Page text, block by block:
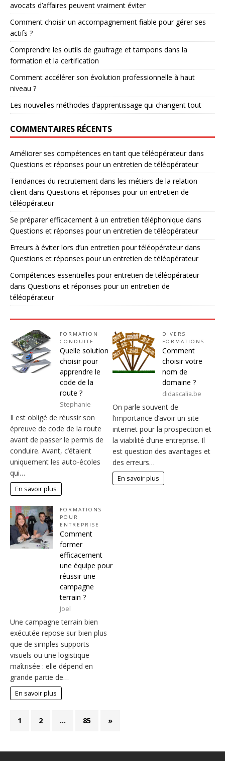
avocats d’affaires peuvent vraiment éviter
Comment choisir un accompagnement fiable pour gérer ses
actifs ?
Comprendre les outils de gaufrage et tampons dans la
formation et la certification
Comment accélérer son évolution professionnelle à haut
niveau ?
Les nouvelles méthodes d’apprentissage qui changent tout
COMMENTAIRES RÉCENTS
Améliorer ses compétences en tant que téléopérateurdans
Questions et réponses pour un entretien de téléopérateur
Tendances du recrutement dans les métiers de la relation
client dans Questions et réponses pour un entretien de
téléopérateur
Se préparer efficacement à un entretien téléphonique dans
Questions et réponses pour un entretien de téléopérateur
Erreurs à éviter lors d’un entretien pour téléopérateurdans
Questions et réponses pour un entretien de téléopérateur
Compétences essentielles pour entretien de téléopérateur
dans Questions et réponses pour un entretien de
téléopérateur
FORMATION
CONDUITE
Quelle solution
choisir pour
apprendre le
code de la
route ?
Stephanie
Il est obligé de réussir son
épreuve de code de la route
avant de passer le permis de
conduire. Avant, c’étaient
uniquement les auto-écoles
qui…
En savoir plus
DIVERS
FORMATIONS
Comment
choisir votre
nom de
domaine ?
didascalia.be
On parle souvent de
l’importance d’avoir un site
internet pour la prospection et
la viabilité d’une entreprise. Il
est question des avantages et
des erreurs…
En savoir plus
FORMATIONS
POUR
ENTREPRISE
Comment
former
efficacement
une équipe pour
réussir une
campagne
terrain ?
Joel
Une campagne terrain bien
exécutée repose sur bien plus
que de simples supports
visuels ou une logistique
maîtrisée : elle dépend en
grande partie de…
En savoir plus
1 2 … 85 »